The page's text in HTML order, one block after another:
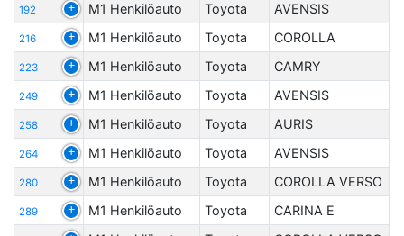
192 M1 Henkilöauto Toyota AVENSIS
216 M1 Henkilöauto Toyota COROLLA
223 M1 Henkilöauto Toyota CAMRY
249 M1 Henkilöauto Toyota AVENSIS
258 M1 Henkilöauto Toyota AURIS
264 M1 Henkilöauto Toyota AVENSIS
280 M1 Henkilöauto Toyota COROLLA VERSO
289 M1 Henkilöauto Toyota CARINA E